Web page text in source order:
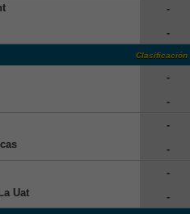
-
-
Clasificación
-
-
-
-
Uat
-
-